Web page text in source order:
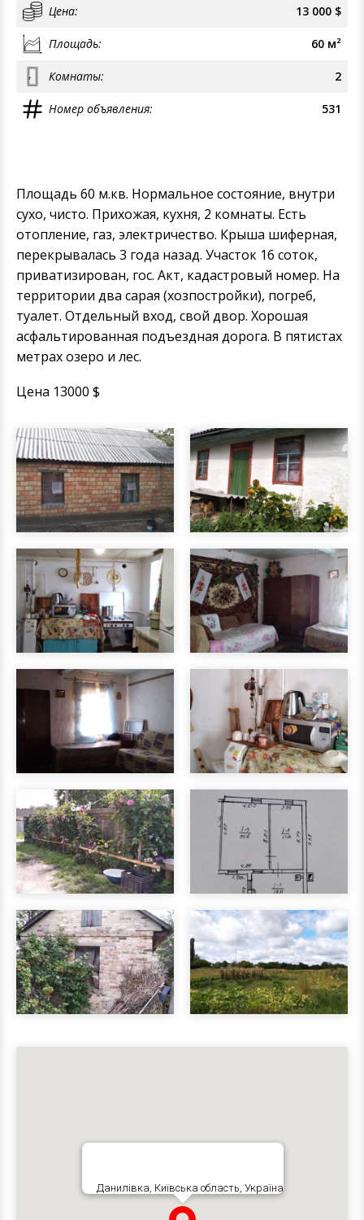
Цена: 13 000 $
Площадь: 60 м²
Комнаты: 2
Номер объявления: 531
Площадь 60 м.кв. Нормальное состояние, внутри
сухо, чисто. Прихожая, кухня, 2 комнаты. Есть
отопление, газ, электричество. Крыша шиферная,
перекрывалась 3 года назад. Участок 16 соток,
приватизирован, гос. Акт, кадастровый номер. На
территории два сарая (хозпостройки), погреб,
туалет. Отдельный вход, свой двор. Хорошая
асфальтированная подъездная дорога. В пятистах
метрах озеро и лес.
Цена 13000 $
Данилівка, Київська область, Україна